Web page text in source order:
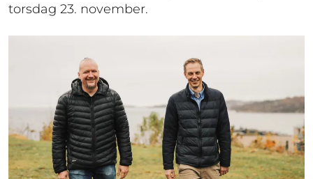
torsdag 23. november.